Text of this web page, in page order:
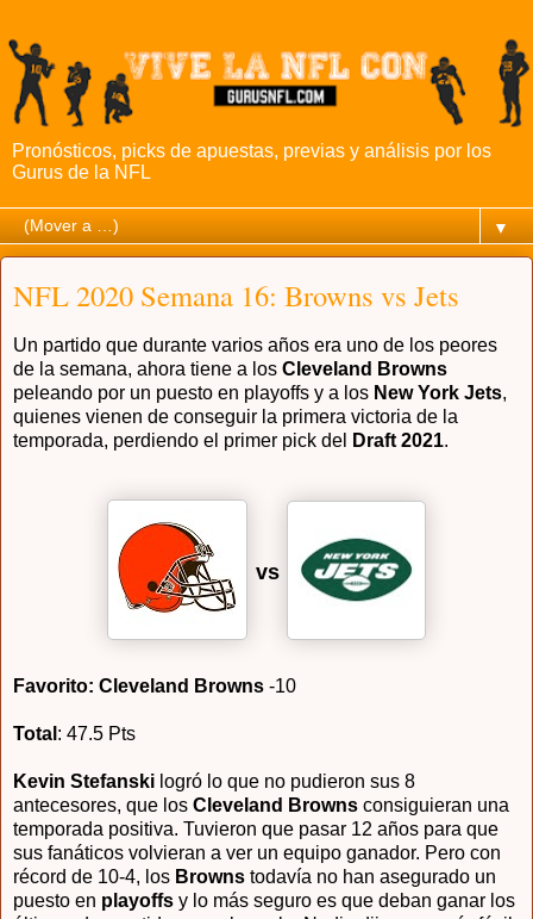
Pronósticos, picks de apuestas, previas y análisis por los
Gurus de la NFL
▼
NFL 2020 Semana 16: Browns vs Jets
Un partido que durante varios años era uno de los peores
de la semana, ahora tiene a los Cleveland Browns
peleando por un puesto en playoffs y a los New York Jets,
quienes vienen de conseguir la primera victoria de la
temporada, perdiendo el primer pick del
Draft 2021.
vs
Favorito: Cleveland Browns -10
Total : 47.5 Pts
Kevin Stefanski logró lo que no pudieron sus 8
antecesores, que los Cleveland Browns consiguieran una
temporada positiva. Tuvieron que pasar 12 años para que
sus fanáticos volvieran a ver un equipo ganador. Pero con
récord de 10-4, los Browns todavía no han asegurado un
puesto en playoffs y lo más seguro es que deban ganar los